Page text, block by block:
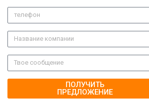
ПОЛУЧИТЬ
ПРЕДЛОЖЕНИЕ